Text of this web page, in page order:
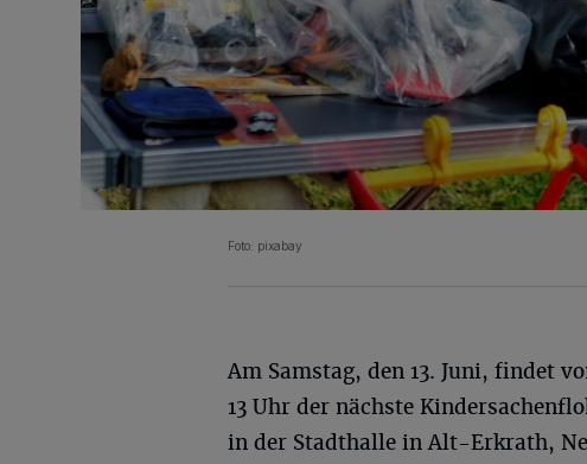
Foto: pixabay
Am Samstag, den 13. Juni, findet
13 Uhr der nächste
in der Stadthalle in Alt-Erkrath,